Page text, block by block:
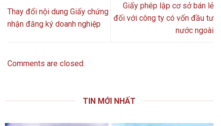
Thay đổi nội dung Giấy chứng
nhận đăng ký doanh nghiệp
Giấy phép lập cơ sở bán lẻ
đối với công ty có vốn đầu tư
nước ngoài
Comments are closed.
TIN MỚI NHẤT